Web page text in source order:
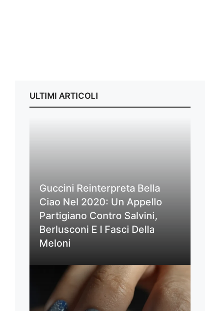
ULTIMI ARTICOLI
Guccini Reinterpreta Bella
Ciao Nel 2020: Un Appello
Partigiano Contro Salvini,
Berlusconi E I Fasci Della
Meloni